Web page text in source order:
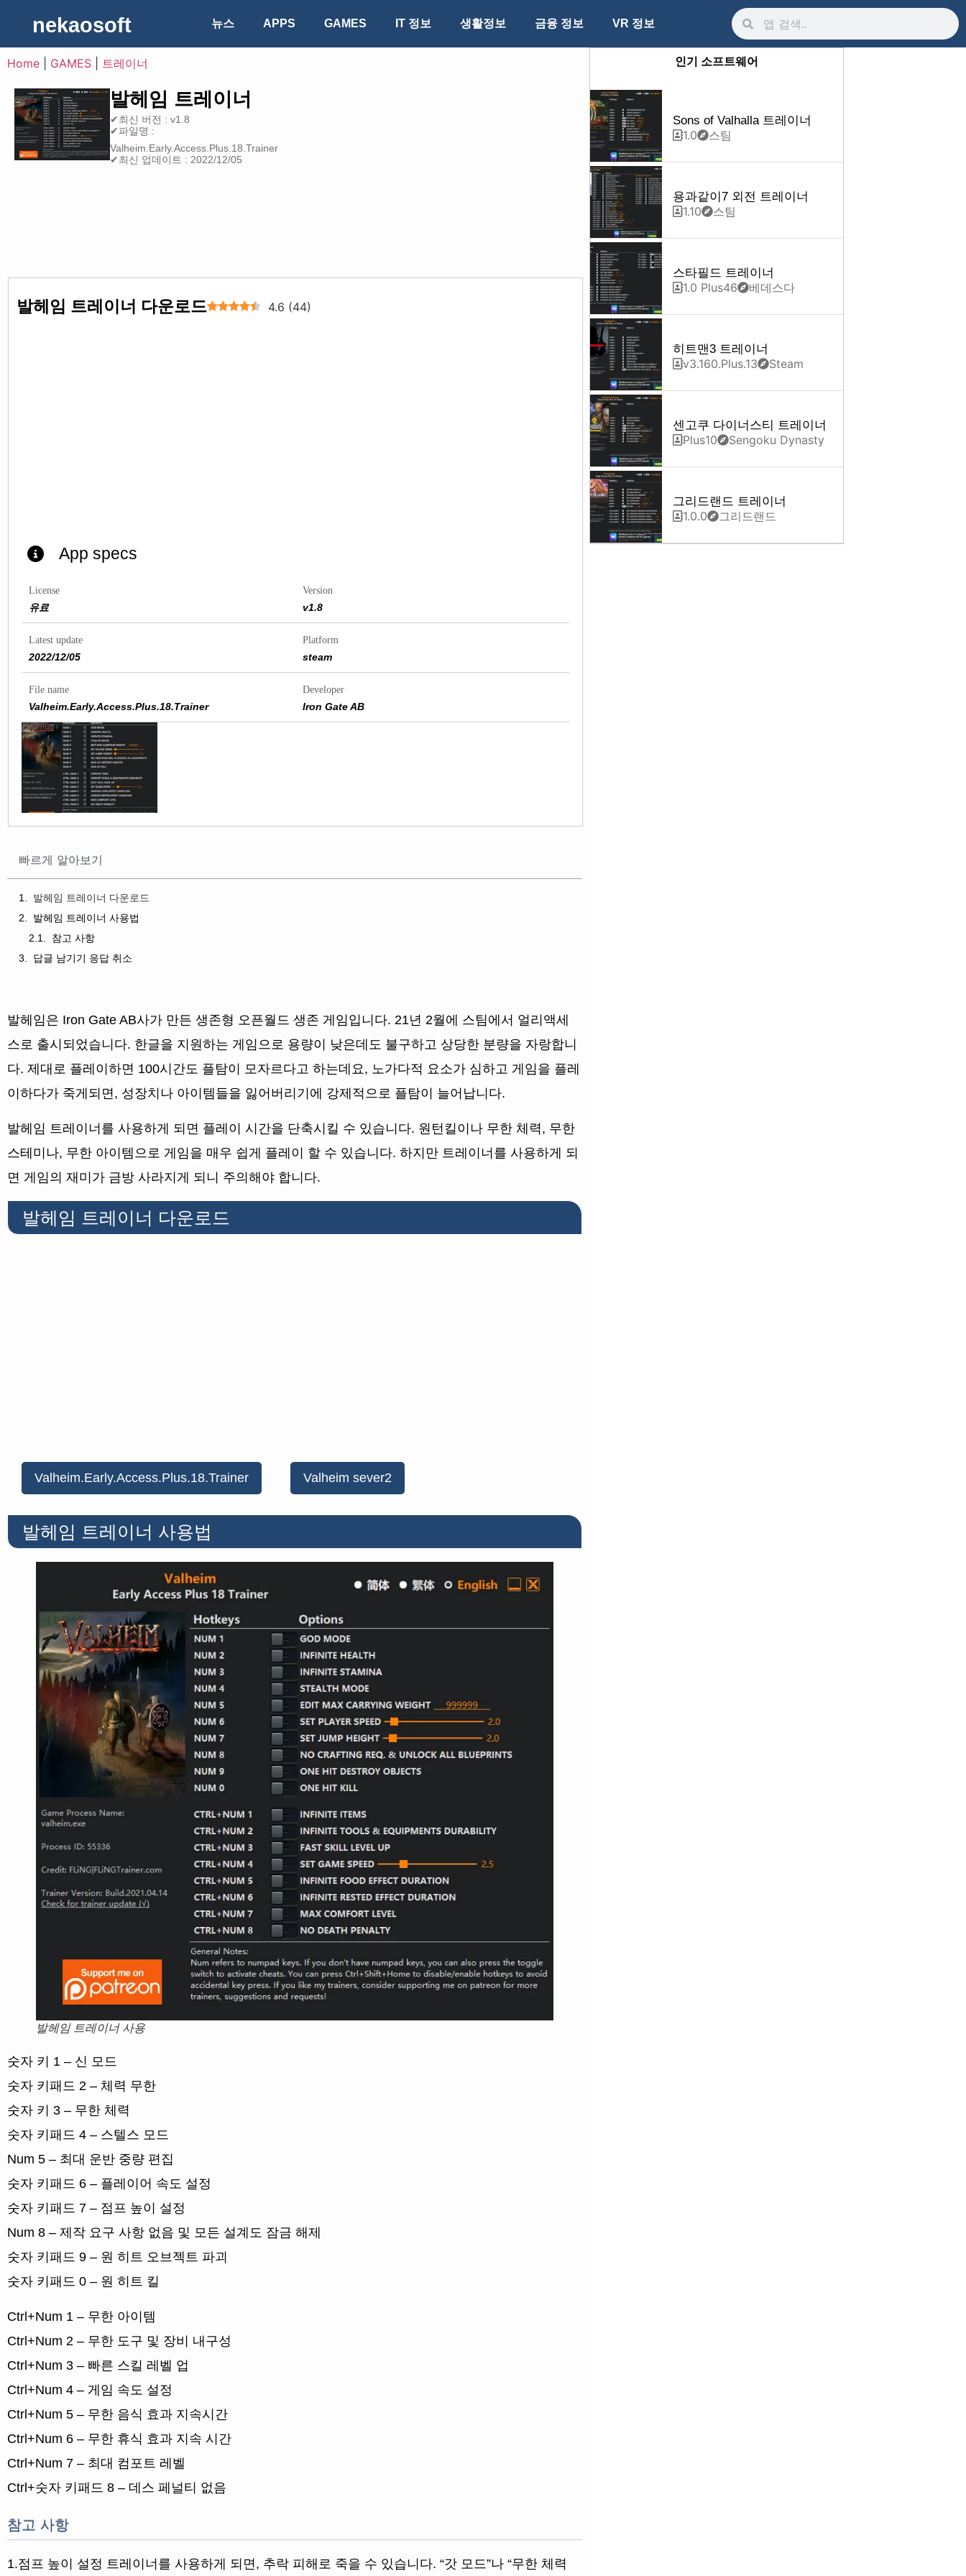
nekaosoft 뉴스 APPS GAMES IT 정보 생활정보 금융 정보 VR 정보
Home GAMES 트레이너
발헤임 트레이너
✔최신 버전 : v1.8
✔파일명 :
Valheim.Early.Access.Plus.18.Trainer
✔최신 업데이트 : 2022/12/05
발헤임 트레이너 다운로드 4.6 (44)
App specs
License
유료
Version
v1.8
Latest update
2022/12/05
Platform
steam
File name
Valheim.Early.Access.Plus.18.Trainer
Developer
Iron Gate AB
빠르게 알아보기
발헤임 트레이너 다운로드
발헤임 트레이너 사용법
참고 사항
답글 남기기 응답 취소
발헤임은 Iron Gate AB사가 만든 생존형 오픈월드 생존 게임입니다. 21년 2월에 스팀에서 얼리액세
스로 출시되었습니다. 한글을 지원하는 게임으로 용량이 낮은데도 불구하고 상당한 분량을 자랑합니
다. 제대로 플레이하면 100시간도 플탐이 모자르다고 하는데요, 노가다적 요소가 심하고 게임을 플레
이하다가 죽게되면, 성장치나 아이템들을 잃어버리기에 강제적으로 플탐이 늘어납니다.
발헤임 트레이너를 사용하게 되면 플레이 시간을 단축시킬 수 있습니다. 원턴킬이나 무한 체력, 무한
스테미나, 무한 아이템으로 게임을 매우 쉽게 플레이 할 수 있습니다. 하지만 트레이너를 사용하게 되
면 게임의 재미가 금방 사라지게 되니 주의해야 합니다.
발헤임 트레이너 다운로드
Valheim.Early.Access.Plus.18.Trainer Valheim sever2
발헤임 트레이너 사용법
발헤임 트레이너 사용
숫자 키 1 – 신 모드
숫자 키패드 2 – 체력 무한
숫자 키 3 – 무한 체력
숫자 키패드 4 – 스텔스 모드
Num 5 – 최대 운반 중량 편집
숫자 키패드 6 – 플레이어 속도 설정
숫자 키패드 7 – 점프 높이 설정
Num 8 – 제작 요구 사항 없음 및 모든 설계도 잠금 해제
숫자 키패드 9 – 원 히트 오브젝트 파괴
숫자 키패드 0 – 원 히트 킬
Ctrl+Num 1 – 무한 아이템
Ctrl+Num 2 – 무한 도구 및 장비 내구성
Ctrl+Num 3 – 빠른 스킬 레벨 업
Ctrl+Num 4 – 게임 속도 설정
Ctrl+Num 5 – 무한 음식 효과 지속시간
Ctrl+Num 6 – 무한 휴식 효과 지속 시간
Ctrl+Num 7 – 최대 컴포트 레벨
Ctrl+숫자 키패드 8 – 데스 페널티 없음
참고 사항
1.점프 높이 설정 트레이너를 사용하게 되면, 추락 피해로 죽을 수 있습니다. “갓 모드”나 “무한 체력
인기 소프트웨어
Sons of Valhalla 트레이너
1.0 스팀
용과같이7 외전 트레이너
1.10 스팀
스타필드 트레이너
1.0 Plus46 베데스다
히트맨3 트레이너
v3.160.Plus.13 Steam
센고쿠 다이너스티 트레이너
Plus10 Sengoku Dynasty
그리드랜드 트레이너
1.0.0 그리드랜드